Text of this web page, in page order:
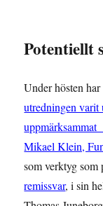
Potentiellt
Under hösten
utredningen varit
uppmärksammat
Mikael Klein,
som verktyg
remissvar, i sin